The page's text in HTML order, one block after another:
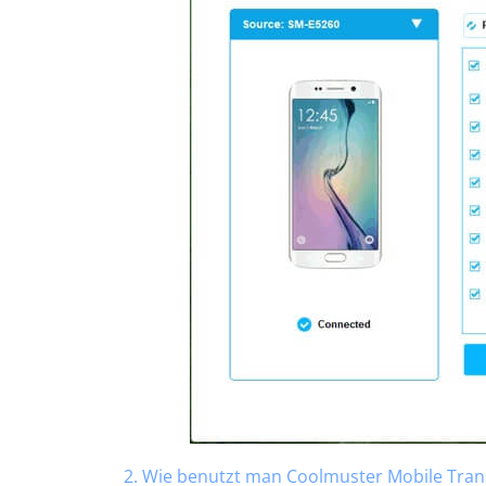
2. Wie benutzt man Coolmuster Mobile